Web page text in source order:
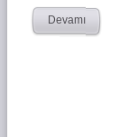
Devamı